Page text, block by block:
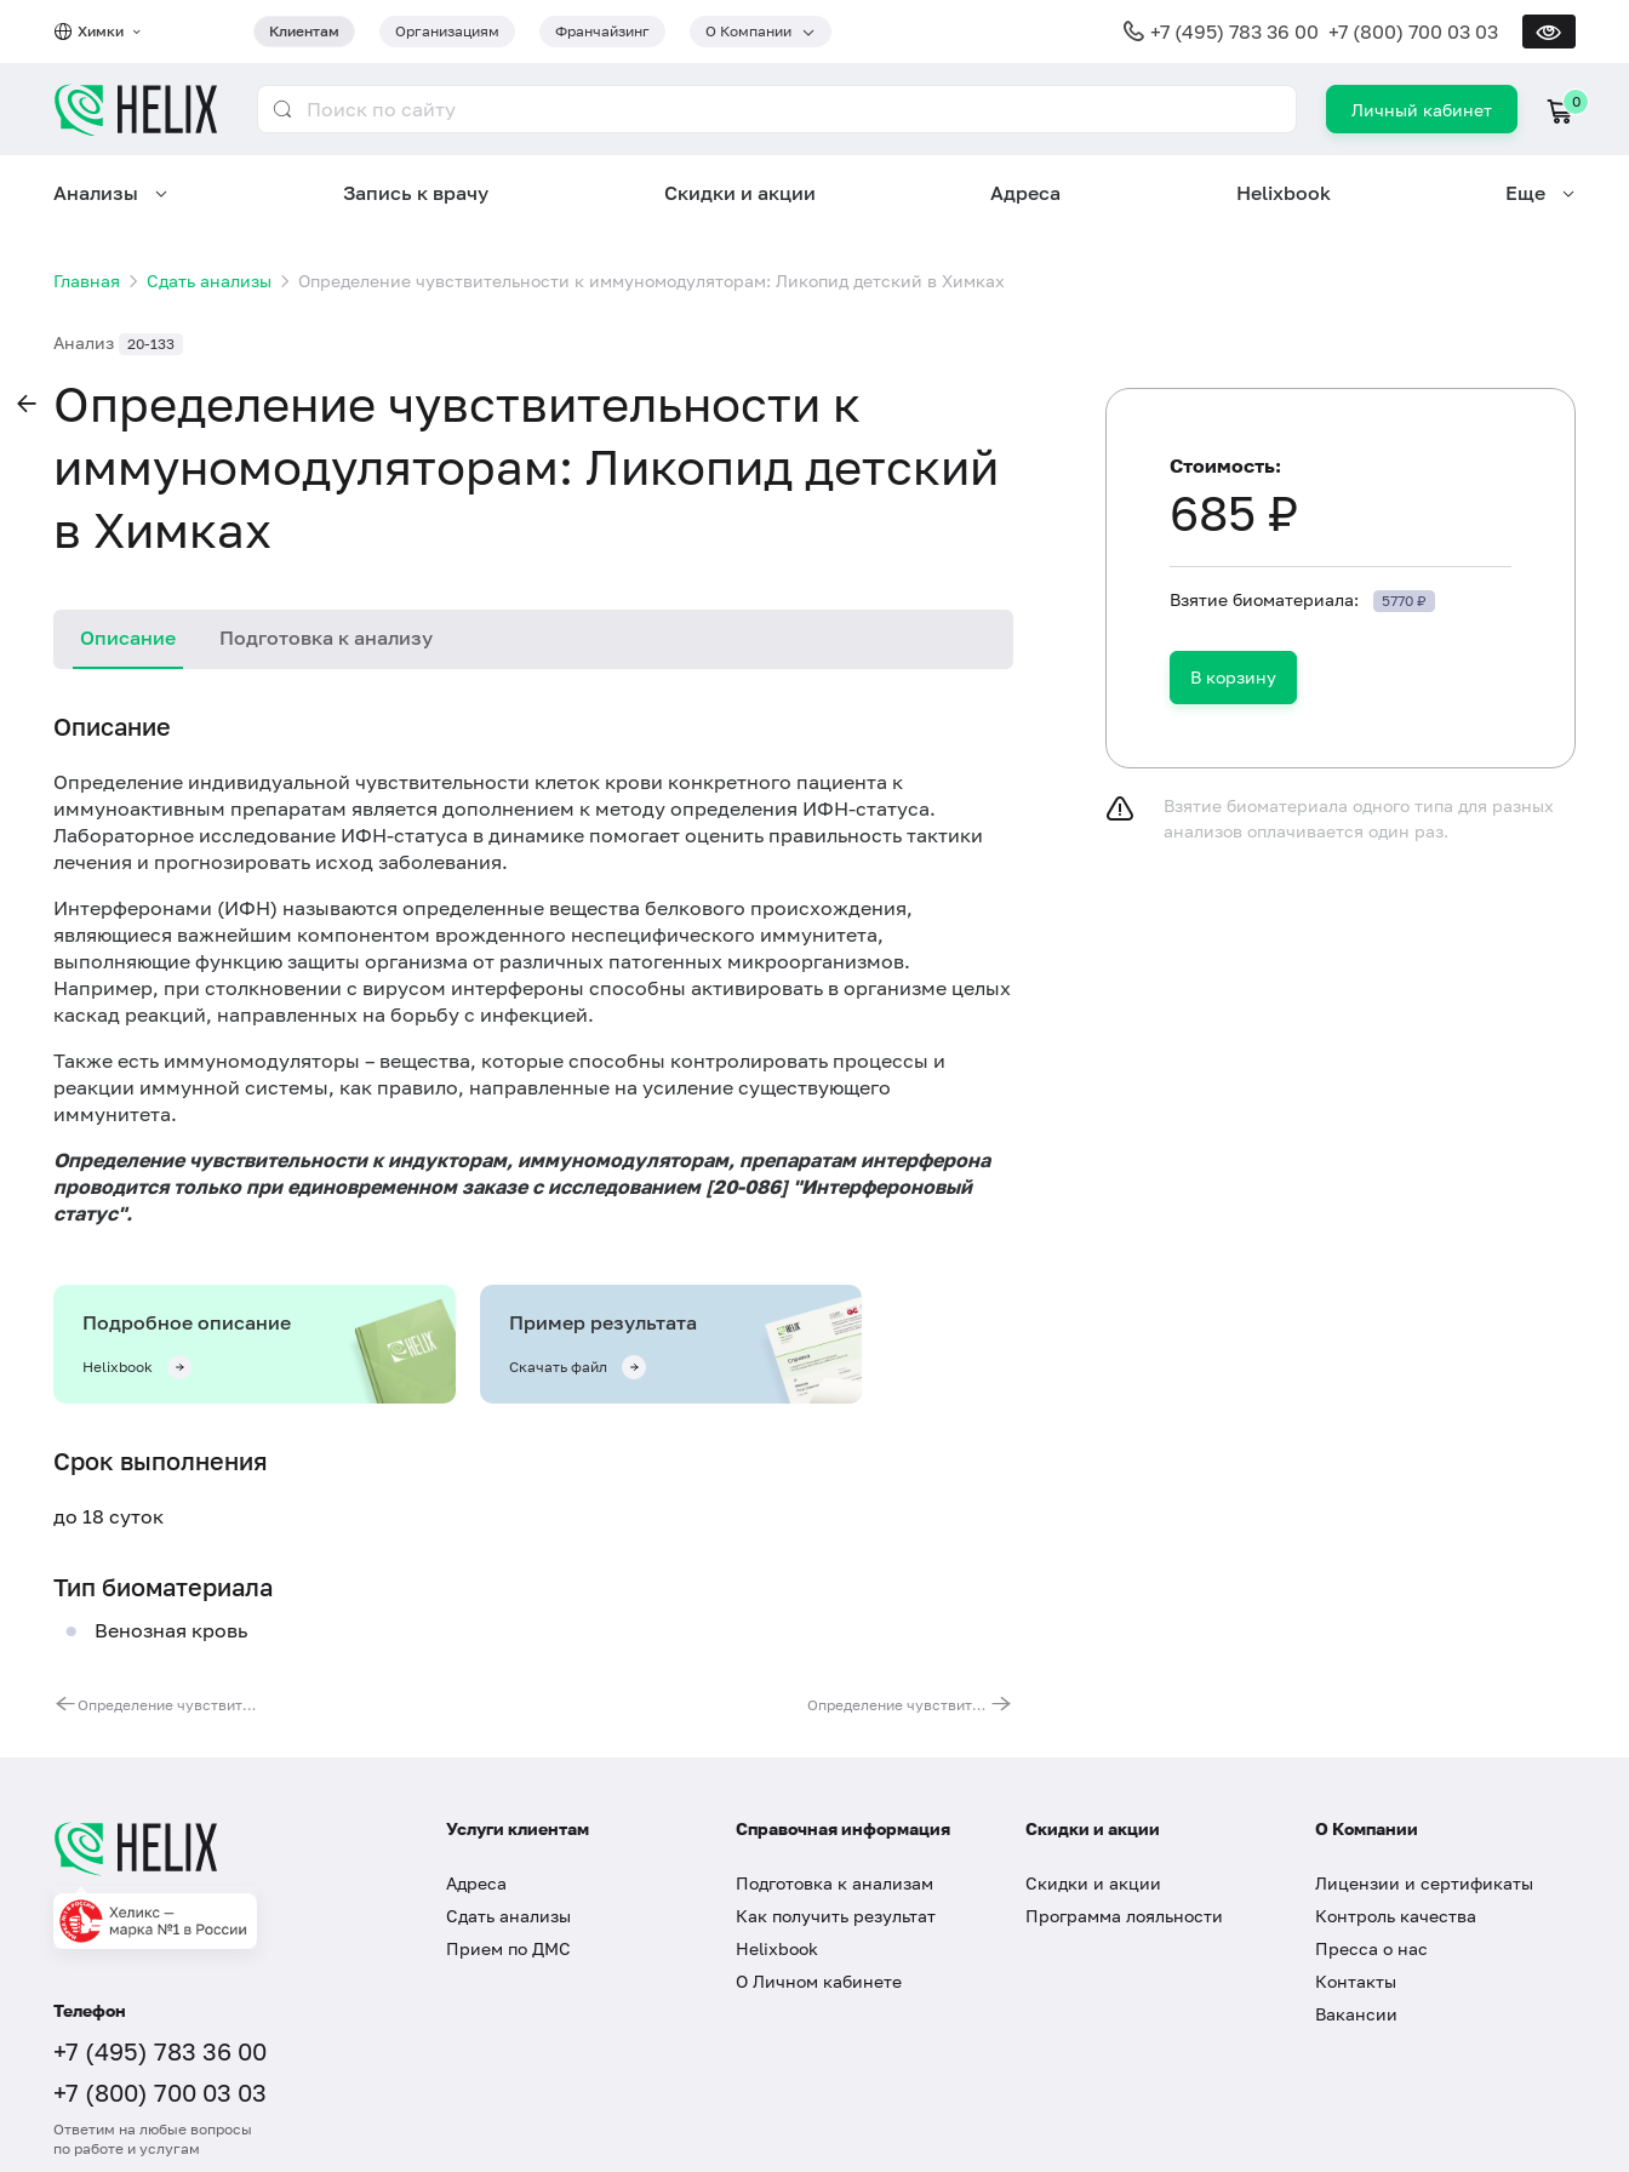
Химки Клиентам Организациям Франчайзинг О Компании +7 (495) 783 36 00 +7 (800) 700 03 03
Личный кабинет 0
Анализы Запись к врачу Скидки и акции Адреса Helixbook Еще
Главная Сдать анализы Определение чувствительности к иммуномодуляторам: Ликопид детский в Химках
Анализ 20-133
Определение чувствительности к
иммуномодуляторам: Ликопид детский
в Химках
Описание Подготовка к анализу
Описание
Определение индивидуальной чувствительности клеток крови конкретного пациента к
иммуноактивным препаратам является дополнением к методу определения ИФН-статуса.
Лабораторное исследование ИФН-статуса в динамике помогает оценить правильность тактики
лечения и прогнозировать исход заболевания.
Интерферонами (ИФН) называются определенные вещества белкового происхождения,
являющиеся важнейшим компонентом врожденного неспецифического иммунитета,
выполняющие функцию защиты организма от различных патогенных микроорганизмов.
Например, при столкновении с вирусом интерфероны способны активировать в организме целых
каскад реакций, направленных на борьбу с инфекцией.
Также есть иммуномодуляторы – вещества, которые способны контролировать процессы и
реакции иммунной системы, как правило, направленные на усиление существующего
иммунитета.
Определение чувствительности к индукторам, иммуномодуляторам, препаратам интерферона
проводится только при единовременном заказе с исследованием [20-086] "Интерфероновый
статус".
Подробное описание
Helixbook
Пример результата
Скачать файл
Срок выполнения
до 18 суток
Тип биоматериала
Венозная кровь
Определение чувствительности к иммуномодуляторам: Имунофан детский Определение чувствительности к иммуномодуляторам: Полиоксидоний детский
Не принимать пищу в течение 2-3 часов до
негазированную воду.
Не курить в течение 30 минут до исследования.
Стоимость:
685 ₽
Взятие биоматериала: 5770 ₽
В корзину
Взятие биоматериала одного типа для разных
анализов оплачивается один раз.
Телефон
+7 (495) 783 36 00
+7 (800) 700 03 03
Ответим на любые вопросы
по работе и услугам
Услуги клиентам
Адреса
Сдать анализы
Прием по ДМС
Справочная информация
Подготовка к анализам
Как получить результат
Helixbook
О Личном кабинете
Скидки и акции
Скидки и акции
Программа лояльности
О Компании
Лицензии и сертификаты
Контроль качества
Пресса о нас
Контакты
Вакансии